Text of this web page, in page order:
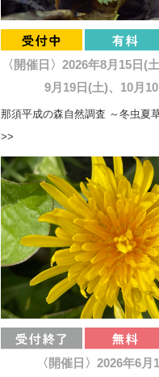
〈開催日〉2026年8月15日(
9月19日(土)、10月
那須平成の森自然調査 ～冬虫夏
>>
〈開催日〉2026年6月